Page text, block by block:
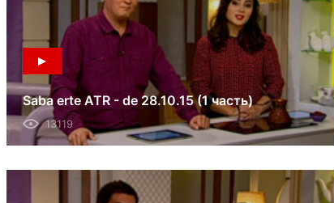
Saba erte ATR - de 28.10.15 (1 часть)
13119